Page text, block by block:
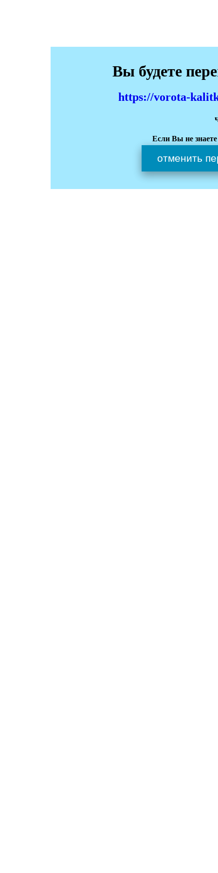
Вы будете
https://vorota-
Если Вы не
отменить